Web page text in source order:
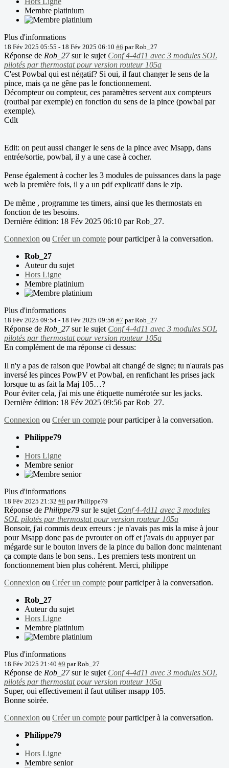
Membre platinium
Plus d'informations
18 Fév 2025 05:55 - 18 Fév 2025 06:10 #6 parRob_27
Réponse de Rob_27sur le sujet Conf 4-4d11 avec 3 modules SOL
pilotés par thermostat pour version routeur 105a
C'est Powbal qui est négatif? Si oui, il faut changer le sens de la
pince, mais ça ne gêne pas le fonctionnement.
Décompteur ou compteur, ces paramètres servent aux compteurs
(routbal par exemple) en fonction du sens de la pince (powbal par
exemple).
Cdlt
Edit: on peut aussi changer le sens de la pince avec Msapp, dans
entrée/sortie, powbal, il y a une case à cocher.
Pense également à cocher les 3 modules de puissances dans la page
web la première fois, il y a un pdf explicatif dans le zip.
De même , programme tes timers, ainsi que les thermostats en
fonction de tes besoins.
Dernière édition: 18 Fév 2025 06:10 parRob_27.
Connexion ou Créer un compte pour participer à la conversation.
Rob_27
Auteur du sujet
Hors Ligne
Membre platinium
Plus d'informations
18 Fév 2025 09:54 - 18 Fév 2025 09:56 #7 parRob_27
Réponse de Rob_27sur le sujet Conf 4-4d11 avec 3 modules SOL
pilotés par thermostat pour version routeur 105a
En complément de ma réponse ci dessus:
Il n'y a pas de raison que Powbal ait changé de signe; tu n'aurais pas
inversé les pinces PowPV et Powbal, en renfichant les prises jack
lorsque tu as fait la Maj 105…?
Pour éviter cela, j'ai mis une étiquette numérotée sur les jacks.
Dernière édition: 18 Fév 2025 09:56 parRob_27.
Connexion ou Créer un compte pour participer à la conversation.
Philippe79
Hors Ligne
Membre senior
Plus d'informations
18 Fév 2025 21:32 #8 parPhilippe79
Réponse de Philippe79 sur le sujet Conf 4-4d11 avec 3 modules
SOL pilotés par thermostat pour version routeur 105a
Bonsoir, j'ai commis deux erreurs : je n'avais pas mis la mise à jour
pour Msapp donc pas de pvrouter on off et j'avais du appuyer par
mégarde sur le bouton invers de la pince du ballon donc maintenant
ça compte dans le bon sens.. Les premiers tests montrent un
fonctionnement bien plus cohérent. Merci, philippe
Connexion ou Créer un compte pour participer à la conversation.
Rob_27
Auteur du sujet
Hors Ligne
Membre platinium
Plus d'informations
18 Fév 2025 21:40 #9 parRob_27
Réponse de Rob_27sur le sujet Conf 4-4d11 avec 3 modules SOL
pilotés par thermostat pour version routeur 105a
Super, oui effectivement il faut utiliser msapp 105.
Bonne soirée.
Connexion ou Créer un compte pour participer à la conversation.
Philippe79
Hors Ligne
Membre senior